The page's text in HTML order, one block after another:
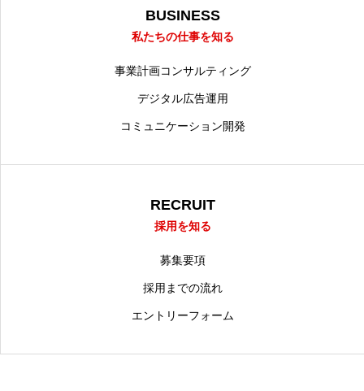
BUSINESS
私たちの仕事を知る
事業計画コンサルティング
デジタル広告運用
コミュニケーション開発
RECRUIT
採用を知る
募集要項
採用までの流れ
エントリーフォーム